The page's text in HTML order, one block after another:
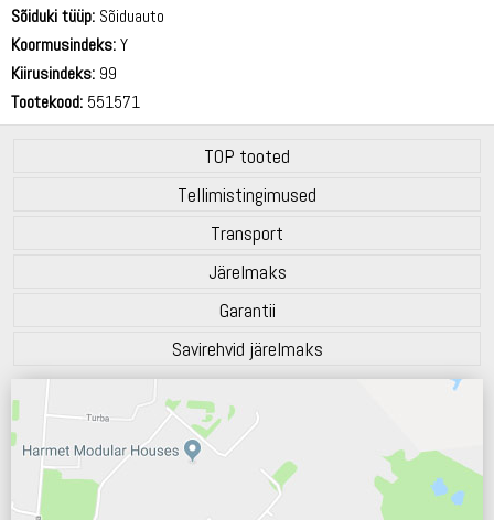
Sõiduki tüüp: Sõiduauto
Koormusindeks:Y
Kiirusindeks: 99
Tootekood: 551571
TOP tooted
Tellimistingimused
Transport
Järelmaks
Garantii
Savirehvid järelmaks